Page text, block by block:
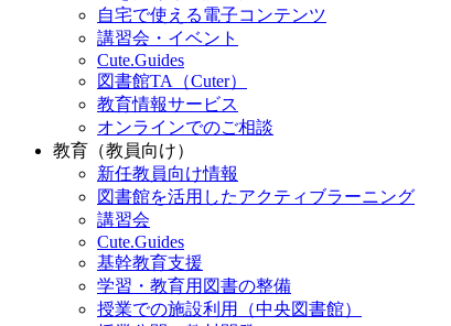
自宅で使える電子コンテンツ
講習会・イベント
Cute.Guides
図書館TA（Cuter）
教育情報サービス
オンラインでのご相談
教育（教員向け）
新任教員向け情報
図書館を活用したアクティブラーニング
講習会
Cute.Guides
基幹教育支援
学習・教育用図書の整備
授業での施設利用（中央図書館）